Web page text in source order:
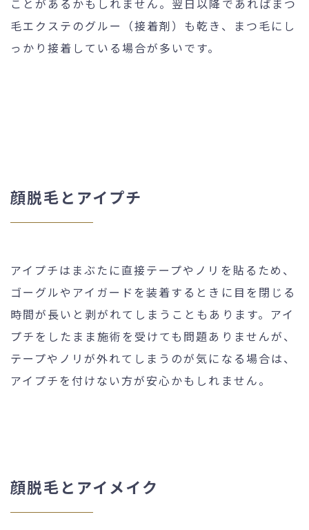
毛エクステのグルー（接着剤）も乾き、まつ毛にし
っかり接着している場合が多いです。
顔脱毛とアイプチ
アイプチはまぶたに直接テープやノリを貼るため、
ゴーグルやアイガードを装着するときに目を閉じる
時間が長いと剥がれてしまうこともあります。アイ
プチをしたまま施術を受けても問題ありませんが、
テープやノリが外れてしまうのが気になる場合は、
アイプチを付けない方が安心かもしれません。
顔脱毛とアイメイク